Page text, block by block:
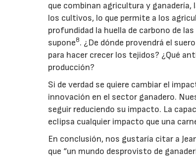
que combinan agricultura y
los cultivos, lo que permite a los
profundidad la huella de carbono de
supone8. ¿De dónde provendrá el
para hacer crecer los tejidos? ¿Qué
producción?
Si de verdad se quiere cambiar el
innovación en el sector ganadero.
seguir reduciendo su impacto. La
eclipsa cualquier impacto que una
En conclusión, nos gustaría citar a
que “un mundo desprovisto de